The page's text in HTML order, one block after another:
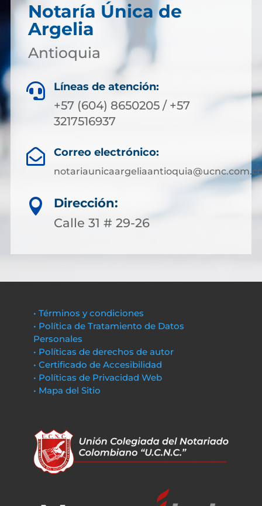
Notaría Única de
Argelia
Antioquia
 Líneas de atención:
+57 (604) 8650205 / +57
3217516937
 Correo electrónico:

Dirección:
Calle 31 # 29-26
• Términos y condiciones
• Política de Tratamiento de Datos
Personales
• Políticas de derechos de autor
• Certificado de Accesibilidad
• Políticas de Privacidad Web
• Mapa del Sitio